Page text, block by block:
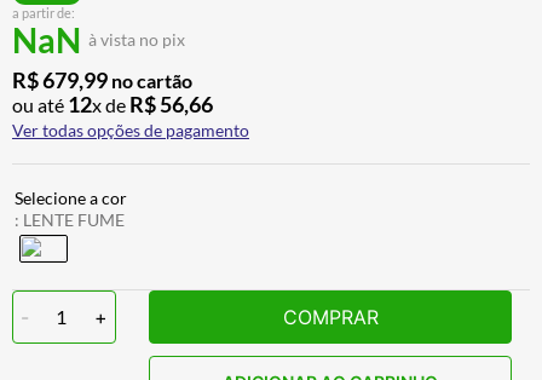
a partir de:
NaN à vista no pix
R$679,99 no cartão
ou até 12x de R$56,66
Ver todas opções de pagamento
: LENTE FUME
- 1 + COMPRAR